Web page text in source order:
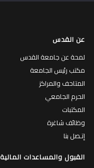
عن القدس
لمحة عن جامعة القدس
مكتب رئيس الجامعة
المتاحف والمراكز
الحرم الجامعي
المكتبات
وظائف شاغرة
إتـصل بنا
القبول والمساعدات المالية